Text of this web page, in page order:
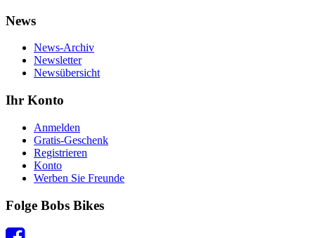
News
News-Archiv
Newsletter
Newsübersicht
Ihr Konto
Anmelden
Gratis-Geschenk
Registrieren
Konto
Werben Sie Freunde
Folge Bobs Bikes